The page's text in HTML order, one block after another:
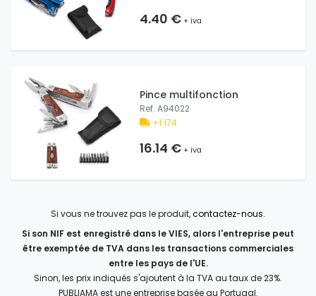
4.40 €+ iva
Pince multifonction
Ref. A94022
+1.174
16.14 €+ iva
Si vous ne trouvez pas le produit,contactez-nous.
Si son NIF est enregistré dans le VIES, alors l'entreprise peut
être exemptée de TVA dans les transactions commerciales
entre les pays de l'UE.
Sinon, les prix indiqués s'ajoutent à la TVA au taux de 23%.
PUBLIAMA est une entreprise basée au Portugal.